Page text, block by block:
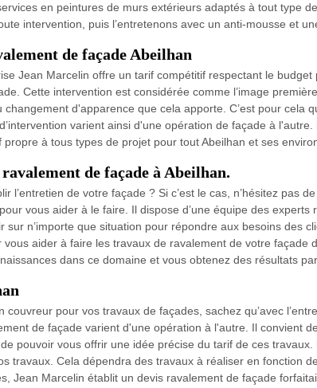
en peintures de murs extérieurs adaptés à tout type
intervention, puis l’entretenons avec un anti-mousse et
de façade Abeilhan
Jean Marcelin offre un tarif compétitif respectant le budget
Cette intervention est considérée comme l’image
d'apparence que cela apporte. C’est pour cela
varient ainsi d'une opération de façade à l'autre.
à tous types de projet pour tout Abeilhan et ses
de façade à Abeilhan.
l’entretien de votre façade ? Si c’est le cas, n’hésitez pas
vous aider à le faire. Il dispose d’une équipe des experts
sur n’importe que situation pour répondre aux besoins des
aider à faire les travaux de ravalement de votre façade
dans ce domaine et vous obtenez des résultats
couvreur pour vos travaux de façades, sachez qu’avec
de façade varient d'une opération à l'autre. Il convient
pouvoir vous offrir une idée précise du tarif de ces travaux.
travaux. Cela dépendra des travaux à réaliser en fonction
Jean Marcelin établit un devis ravalement de façade